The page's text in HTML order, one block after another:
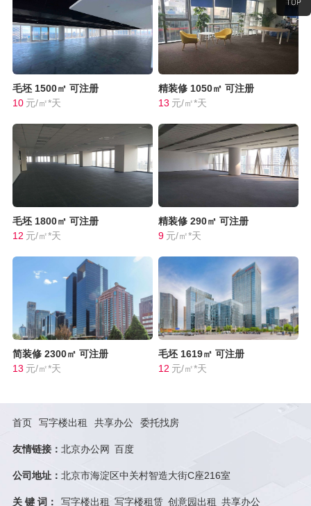
毛坯 1500㎡ 可注册
10 元/㎡*天
精装修 1050㎡ 可注册
13 元/㎡*天
毛坯 1800㎡ 可注册
12 元/㎡*天
精装修 290㎡ 可注册
9 元/㎡*天
简装修 2300㎡ 可注册
13 元/㎡*天
毛坯 1619㎡ 可注册
12 元/㎡*天
首页 写字楼出租 共享办公 委托找房
友情链接： 北京办公网 百度
公司地址： 北京市海淀区中关村智造大街C座216室
关 键 词： 写字楼出租 写字楼租赁 创意园出租 共享办公